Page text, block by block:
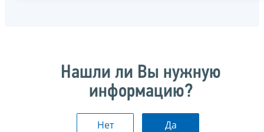
Нашли ли Вы нужную
информацию?
Нет Да